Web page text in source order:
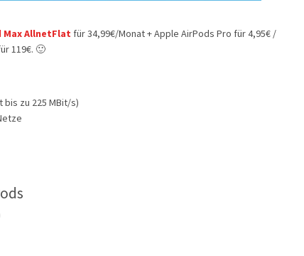
Max AllnetFlat für 34,99€/Monat + Apple AirPods Pro für 4,95€ /
119€. 🙂
bis zu 225 MBit/s)